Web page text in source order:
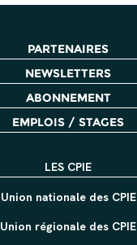
PARTENAIRES
NEWSLETTERS
ABONNEMENT
EMPLOIS / STAGES
LES CPIE
Union nationale des CPIE
Union régionale des CPIE